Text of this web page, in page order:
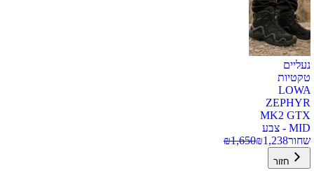
נעליים
טקטיות
LOWA
ZEPHYR
MK2 GTX
MID - צבע
שחור
₪1,238
₪1,650
חזור